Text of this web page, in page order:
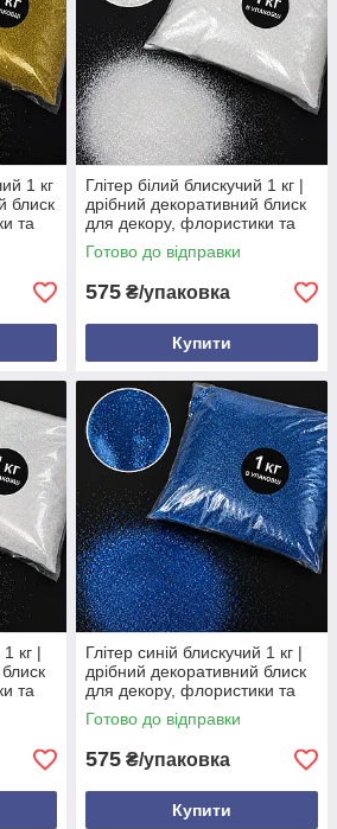
1 кг
блиск
та
Глітер білий блискучий 1 кг |
дрібний декоративний блиск
для декору, флористики та
творчості
Готово до відправки
575 ₴/упаковка
Купити
кг |
та
Глітер синій блискучий 1 кг |
дрібний декоративний блиск
для декору, флористики та
творчості
Готово до відправки
575 ₴/упаковка
Купити